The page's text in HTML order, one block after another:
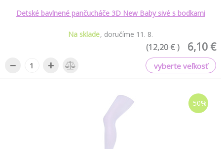
Detské bavlnené pančucháče 3D New Baby sivé s bodkami
Na sklade doručíme 11 . 8.
6,10 €
(12,20 € )
− + vyberte veľkosť
-50%